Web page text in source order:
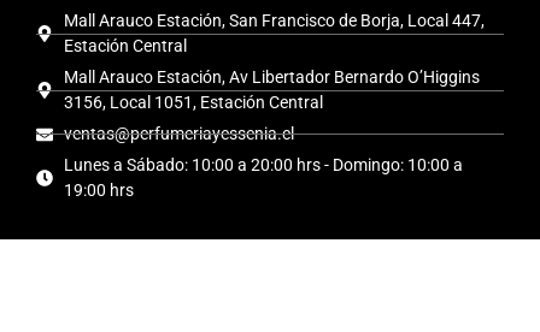
Mall Arauco Estación, San Francisco de Borja, Local 447,
Estación Central
Mall Arauco Estación, Av Libertador Bernardo O’Higgins
3156, Local 1051, Estación Central
ventas@perfumeriayessenia.cl
Lunes a Sábado: 10:00 a 20:00 hrs - Domingo: 10:00 a
19:00 hrs